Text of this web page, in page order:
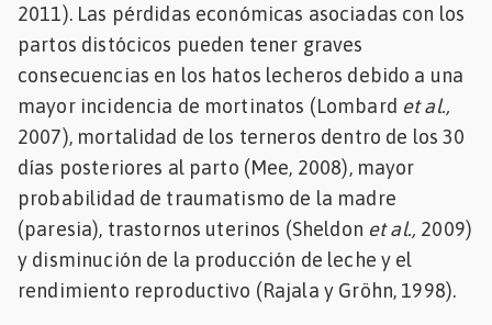
Porcicultura
Mascotas
2011). Las pérdidas económicas asociadas con los
partos distócicos pueden tener graves
consecuencias en los hatos lecheros debido a una
mayor incidencia de mortinatos (Lombard et al.,
2007), mortalidad de los terneros dentro de los 30
días posteriores al parto (Mee, 2008), mayor
probabilidad de traumatismo de la madre
(paresia), trastornos uterinos (Sheldon et al., 2009)
y disminución de la producción de leche y el
rendimiento reproductivo (Rajala y Gröhn, 1998).